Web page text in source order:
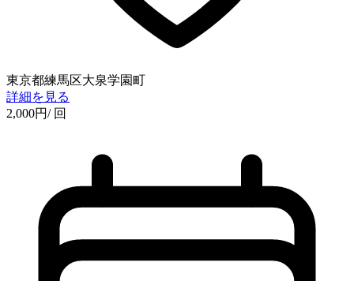
東京都練馬区大泉学園町
詳細を見る
2,000円/ 回